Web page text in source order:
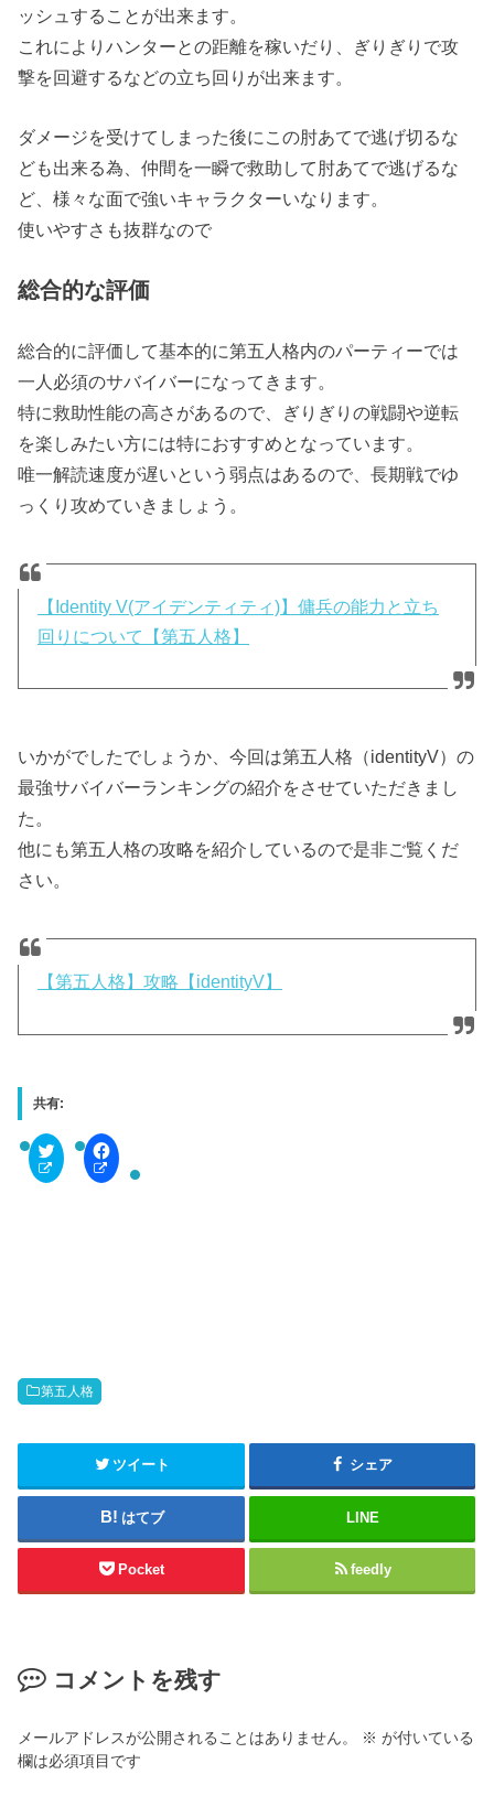
ッシュすることが出来ます。
これによりハンターとの距離を稼いだり、ぎりぎりで攻
撃を回避するなどの立ち回りが出来ます。
ダメージを受けてしまった後にこの肘あてで逃げ切るな
ども出来る為、仲間を一瞬で救助して肘あてで逃げるな
ど、様々な面で強いキャラクターいなります。
使いやすさも抜群なので
総合的な評価
総合的に評価して基本的に第五人格内のパーティーでは
一人必須のサバイバーになってきます。
特に救助性能の高さがあるので、ぎりぎりの戦闘や逆転
を楽しみたい方には特におすすめとなっています。
唯一解読速度が遅いという弱点はあるので、長期戦でゆ
っくり攻めていきましょう。
【Identity V(アイデンティティ)】傭兵の能力と立ち
回りについて【第五人格】
いかがでしたでしょうか、今回は第五人格（identityV）の
最強サバイバーランキングの紹介をさせていただきまし
た。
他にも第五人格の攻略を紹介しているので是非ご覧くだ
さい。
【第五人格】攻略【identityV】
共有:
C
i
i
t
t
(
い
ン
ド
開
F
a
c
く
だ
さ
い
(
新
し
い
ウ
ィ
ン
ま
す
第五人格
ツイート シェア
はてブ LINE
Pocket feedly
コメントを残す
メールアドレスが公開されることはありません。 ※ が付いている
欄は必須項目です